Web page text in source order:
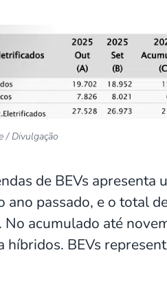
/ Divulgação
de BEVs
ano passado, e o total
No acumulado até
híbridos. BEVs